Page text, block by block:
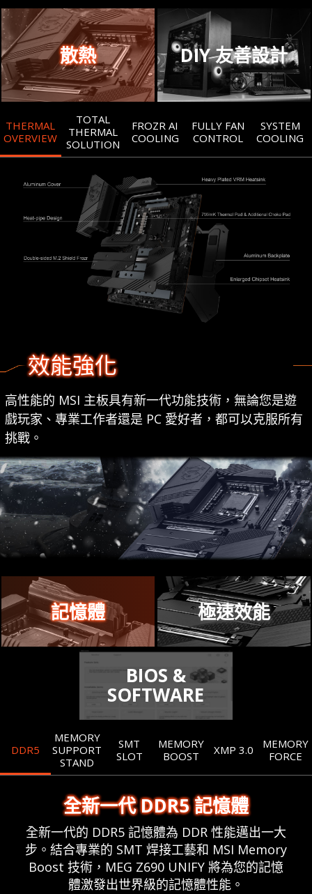
散熱 DIY 友善設計
THERMAL
OVERVIEW
TOTAL
THERMAL
SOLUTION
FROZR AI
COOLING
FULLY FAN
CONTROL
SYSTEM
COOLING
效能強化
高性能的 MSI 主板具有新一代功能技術，無論您是遊
戲玩家、專業工作者還是 PC 愛好者，都可以克服所有
挑戰。
記憶體 極速效能
BIOS &
SOFTWARE
DDR5
MEMORY
SUPPORT
STAND
SMT
SLOT
MEMORY
BOOST
XMP 3.0
MEMORY
FORCE
全新一代 DDR5 記憶體
全新一代的 DDR5 記憶體為 DDR 性能邁出一大
步。結合專業的 SMT 焊接工藝和 MSI Memory
Boost 技術，MEG Z690 UNIFY 將為您的記憶
體激發出世界級的記憶體性能。